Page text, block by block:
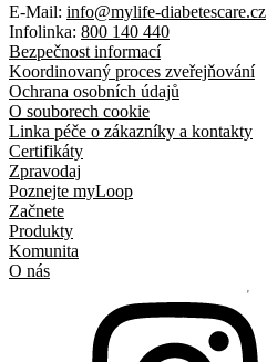
E-Mail: info@mylife-diabetescare.cz
Infolinka: 800 140 440
Bezpečnost informací
Koordinovaný proces zveřejňování
Ochrana osobních údajů
O souborech cookie
Linka péče o zákazníky a kontakty
Certifikáty
Zpravodaj
Poznejte myLoop
Začnete
Produkty
Komunita
O nás